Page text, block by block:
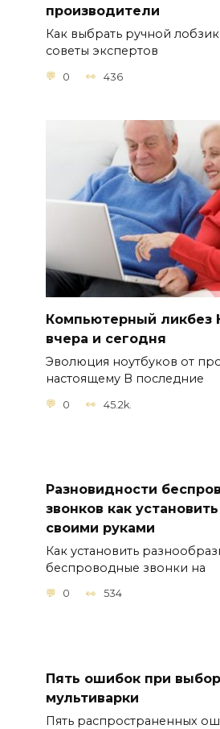
производители
Как выбрать ручной
советы экспертов
0 436
Компьютерный ликбез
вчера и сегодня
Эволюция ноутбуков от
настоящему В последние
0 45.2k.
Разновидности
звонков как
своими руками
Как установить
беспроводные звонки на
0 534
Пять ошибок при
мультиварки
Пять распространенных